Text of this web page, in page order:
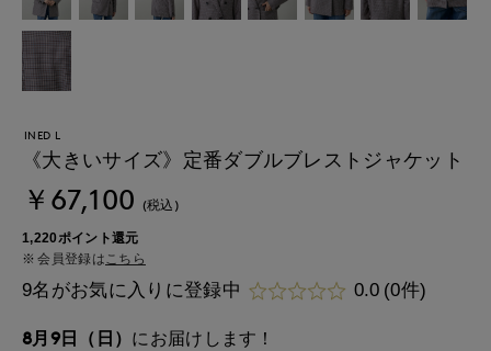
INED L
《大きいサイズ》定番ダブルブレストジャケット
￥67,100 (税込)
1,220ポイント還元
会員登録は こちら
9名がお気に入りに登録中 0.0 (0件)
8月9日（日） にお届けします！